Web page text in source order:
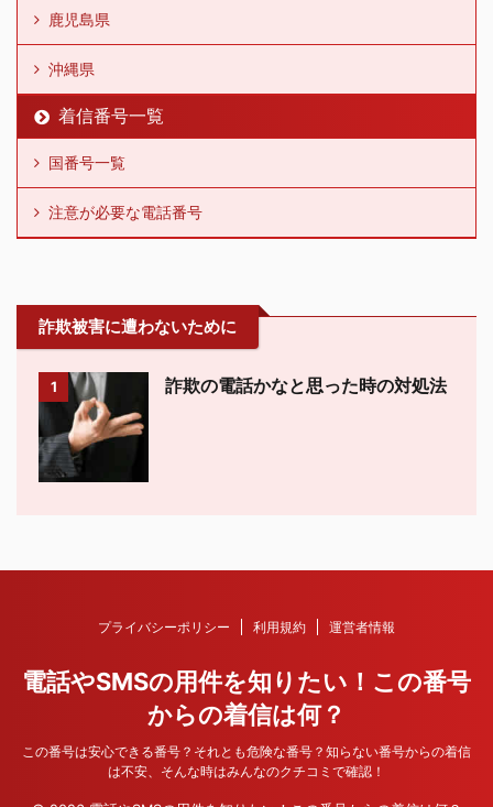
鹿児島県
沖縄県
着信番号一覧
国番号一覧
注意が必要な電話番号
詐欺被害に遭わないために
1 詐欺の電話かなと思った時の対処法
プライバシーポリシー 利用規約 運営者情報
電話やSMSの用件を知りたい！この番号
からの着信は何？
この番号は安心できる番号？それとも危険な番号？知らない番号からの着信
は不安、そんな時はみんなのクチコミで確認！